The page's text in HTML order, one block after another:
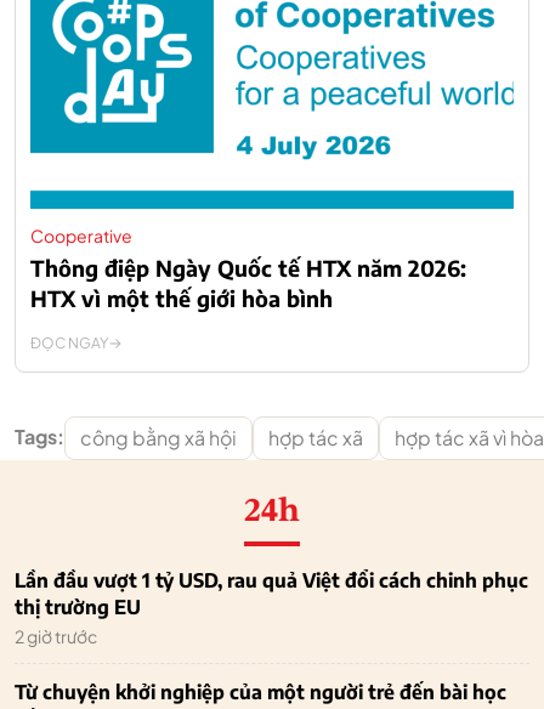
Cooperative
Thông điệp Ngày Quốc tế HTX năm 2026:
HTX vì một thế giới hòa bình
ĐỌC NGAY
Tags: công bằng xã hội hợp tác xã hợp tác xã vì
24h
Lần đầu vượt 1 tỷ USD, rau quả Việt đổi cách chinh phục
thị trường EU
2 giờ trước
Từ chuyện khởi nghiệp của một người trẻ đến bài học